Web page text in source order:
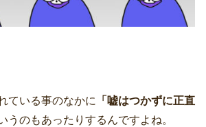
ている事のなかに 「嘘はつかずに正直
うのもあったりするんですよね。